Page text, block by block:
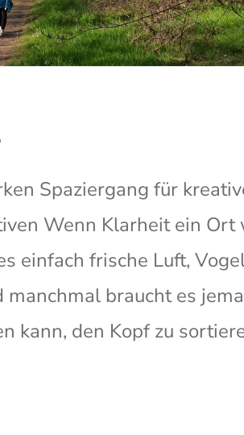
Spaziergang für
Wenn Klarheit ein Ort
einfach frische Luft,
manchmal braucht es
kann, den Kopf zu